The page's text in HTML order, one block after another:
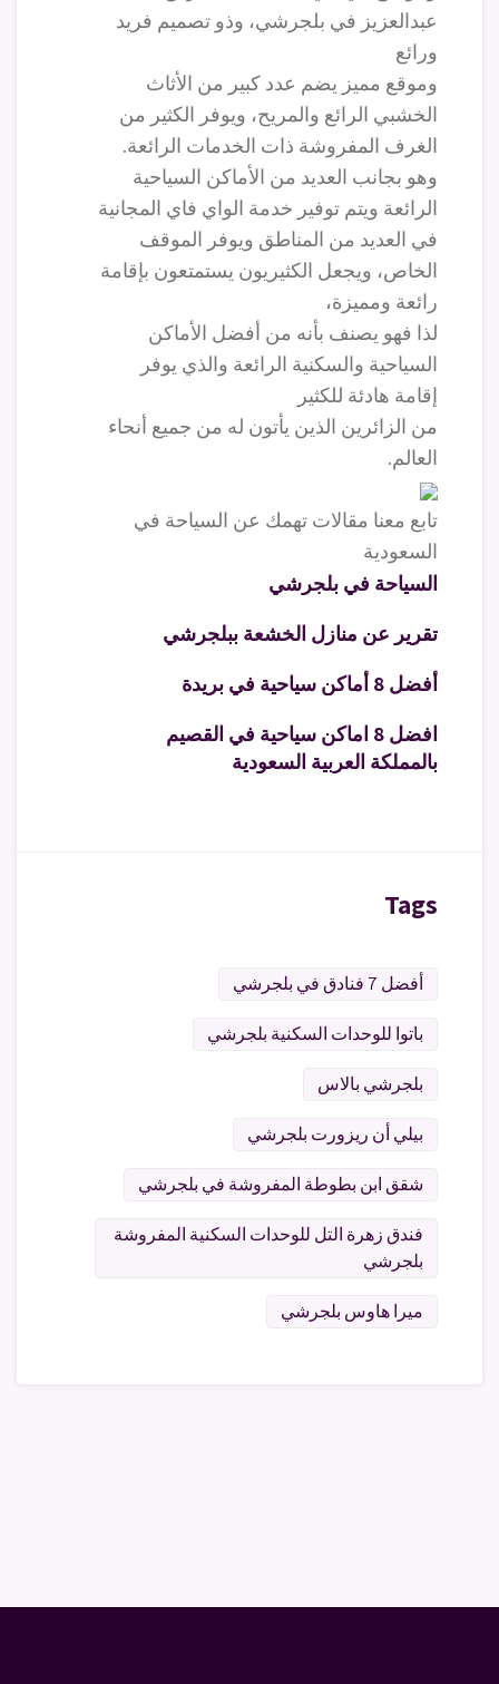
عبدالعزيز في بلجرشي، وذو تصميم فريد
ورائع
وموقع مميز يضم عدد كبير من الأثاث
الخشبي الرائع والمريح، ويوفر الكثير من
الغرف المفروشة ذات الخدمات الرائعة.
وهو بجانب العديد من الأماكن السياحية
الرائعة ويتم توفير خدمة الواي فاي المجانية
في العديد من المناطق ويوفر الموقف
الخاص، ويجعل الكثيريون يستمتعون بإقامة
رائعة ومميزة،
لذا فهو يصنف بأنه من أفضل الأماكن
السياحية والسكنية الرائعة والذي يوفر
إقامة هادئة للكثير
من الزائرين الذين يأتون له من جميع أنحاء
العالم.
تابع معنا مقالات تهمك عن السياحة في
السعودية
السياحة في بلجرشي
تقرير عن منازل الخشعة ببلجرشي
أفضل 8 أماكن سياحية في بريدة
افضل 8 اماكن سياحية في القصيم
بالمملكة العربية السعودية
Tags
أفضل 7 فنادق في بلجرشي
باتوا للوحدات السكنية بلجرشي
بلجرشي بالاس
بيلي أن ريزورت بلجرشي
شقق ابن بطوطة المفروشة في بلجرشي
فندق زهرة التل للوحدات السكنية المفروشة
بلجرشي
ميرا هاوس بلجرشي